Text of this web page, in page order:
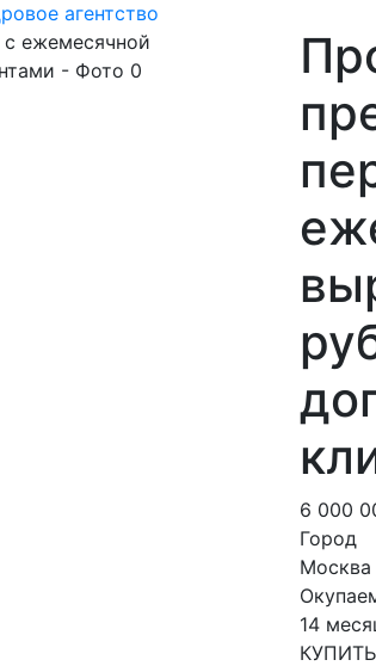
агентство
6 000
Город
Москва
14